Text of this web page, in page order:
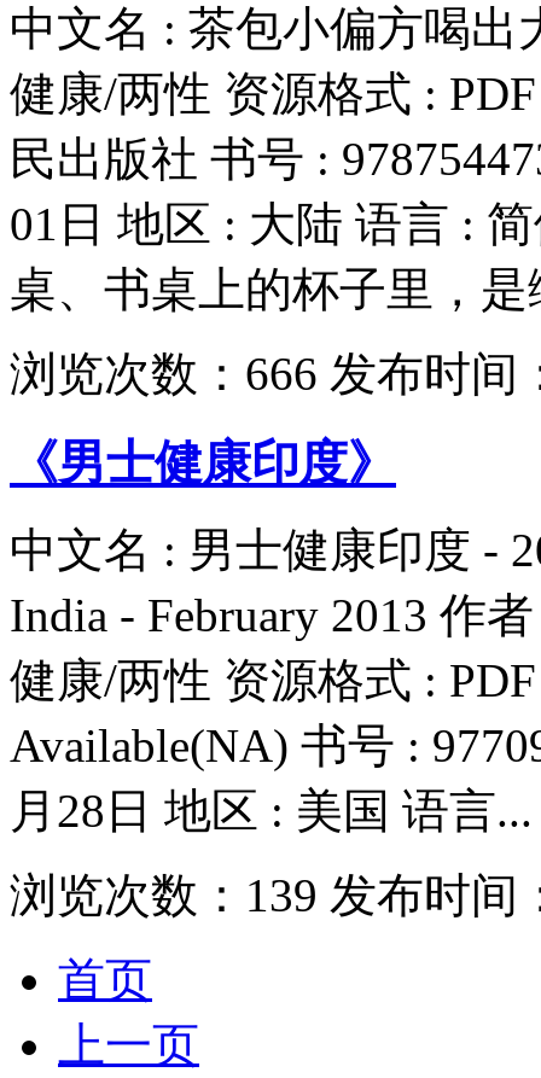
中文名 : 茶包小偏方喝出
健康/两性 资源格式 :
民出版社 书号 :
01日 地区 : 大陆 语言 :
桌、书桌上的杯子里，是
浏览次数： 666 发布时间
《男士健康印度》
中文名 : 男士健康印度 -
India - February 2013 作
健康/两性 资源格式 :
Available(NA) 书号 :
月28日 地区 : 美国 语言...
浏览次数： 139 发布时间
首页
上一页